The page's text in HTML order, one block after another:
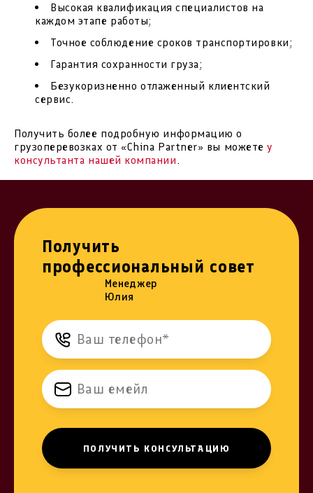
Высокая квалификация специалистов на
каждом этапе работы;
Точное соблюдение сроков транспортировки;
Гарантия сохранности груза;
Безукоризненно отлаженный клиентский
сервис.
Получить более подробную информацию о
грузоперевозках от «China Partner» вы можетеу
консультанта нашей компании.
Получить
профессиональный совет
Менеджер
Юлия